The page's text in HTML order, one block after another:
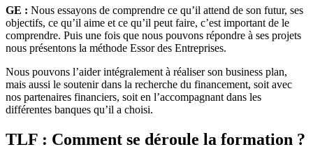
GE : Nous essayons de comprendre ce qu’il attend de son futur, ses
objectifs, ce qu’il aime et ce qu’il peut faire, c’est important de le
comprendre. Puis une fois que nous pouvons répondre à ses projets
nous présentons la méthode Essor des Entreprises.
Nous pouvons l’aider intégralement à réaliser son business plan,
mais aussi le soutenir dans la recherche du financement, soit avec
nos partenaires financiers, soit en l’accompagnant dans les
différentes banques qu’il a choisi.
TLF : Comment se déroule la formation ?